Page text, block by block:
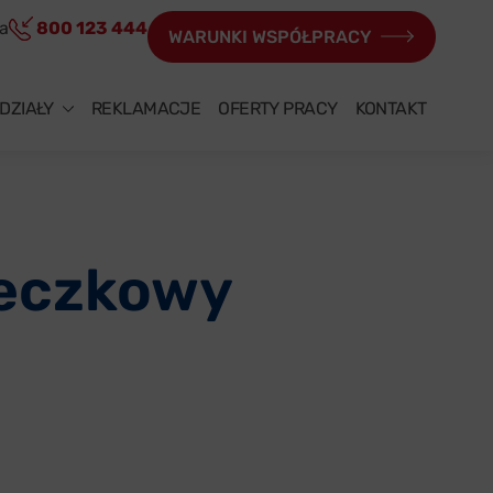
800 123 444 WARUNKI WSPÓŁPRACY
REKLAMACJE OFERTY PRACY KONTAKT